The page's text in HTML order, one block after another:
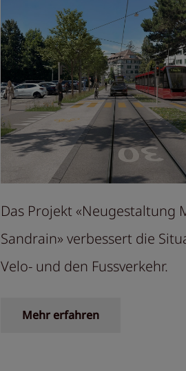
Das Projekt «Neugestaltung
Sandrain» verbessert die
Velo- und den Fussverkehr.
Mehr erfahren